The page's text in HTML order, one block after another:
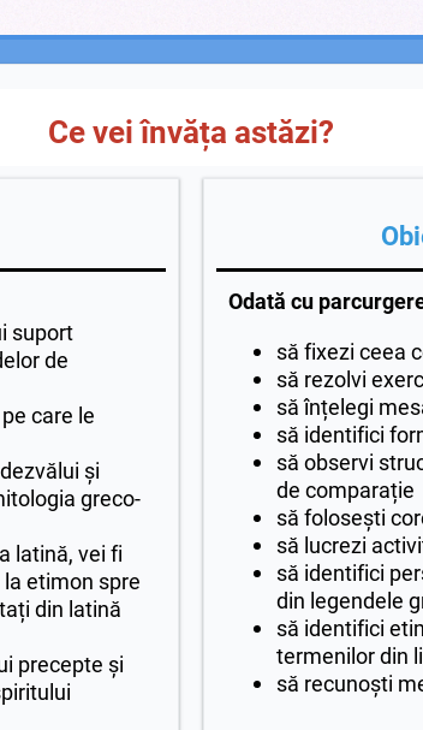
Ce vei învăța astăzi?
suport
de
care le
și
greco-
latină, vei fi
etimon spre
din latină
precepte și
Odată cu
să fixezi ceea
să rezolvi
să înțelegi
să identifici
să observi
de comparație
să folosești
să lucrezi
să identifici
din legendele
să identifici
termenilor din
să recunoști